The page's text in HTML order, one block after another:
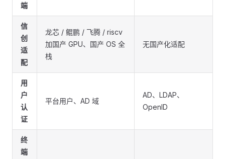
端
信
创
适
配
龙芯 / 鲲鹏 / 飞腾 / riscv
加国产 GPU、国产 OS 全
栈
无国产化适配
用
户
认
证
平台用户、AD 域
AD、LDAP、
OpenID
终
端